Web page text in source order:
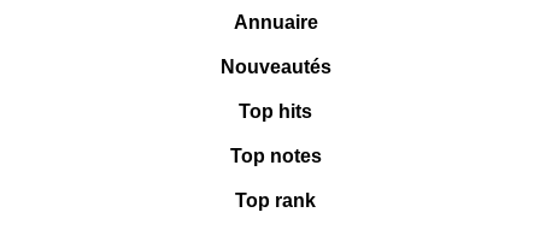
Annuaire
Nouveautés
Top hits
Top notes
Top rank